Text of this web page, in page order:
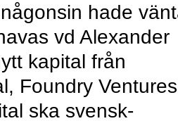
hade
vd Alexander
kapital från
Foundry Ventures
ska svensk-